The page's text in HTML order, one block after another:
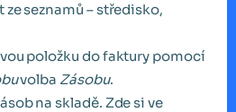
ze seznamů – středisko,
položku do faktury pomocí
volba Zásobu.
na skladě. Zde si ve